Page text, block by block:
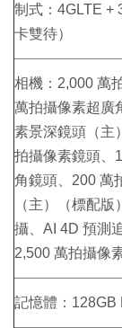
制式：4GLTE +
卡雙待）
相機：2,000 萬
萬拍攝像素超廣
素景深鏡頭（主
拍攝像素鏡頭、
角鏡頭、200 萬
（主）（標配
攝、AI 4D 預測
2,500 萬拍攝像
記憶體：128GB